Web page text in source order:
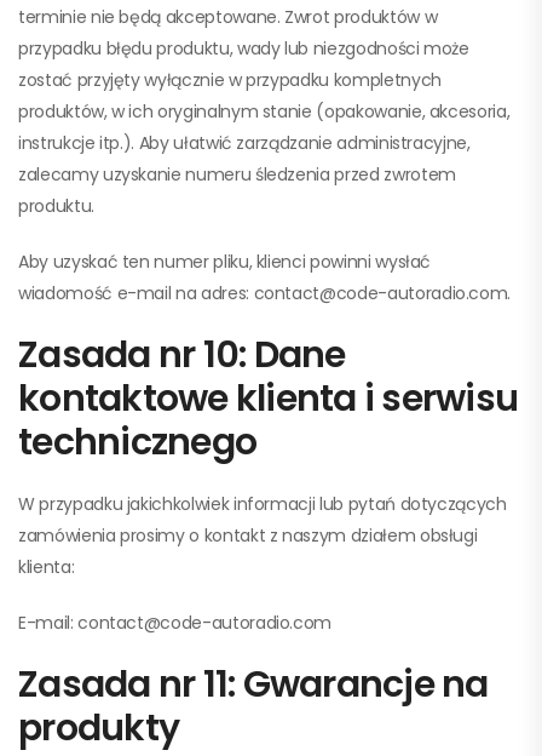
terminie nie będą akceptowane. Zwrot produktów w
przypadku błędu produktu, wady lub niezgodności może
zostać przyjęty wyłącznie w przypadku kompletnych
produktów, w ich oryginalnym stanie (opakowanie, akcesoria,
instrukcje itp.). Aby ułatwić zarządzanie administracyjne,
zalecamy uzyskanie numeru śledzenia przed zwrotem
produktu.
Aby uzyskać ten numer pliku, klienci powinni wysłać
wiadomość e-mail na adres: contact@code-autoradio.com.
Zasada nr 10: Dane
kontaktowe klienta i serwisu
technicznego
W przypadku jakichkolwiek informacji lub pytań dotyczących
zamówienia prosimy o kontakt z naszym działem obsługi
klienta:
E-mail: contact@code-autoradio.com
Zasada nr 11: Gwarancje na
produkty